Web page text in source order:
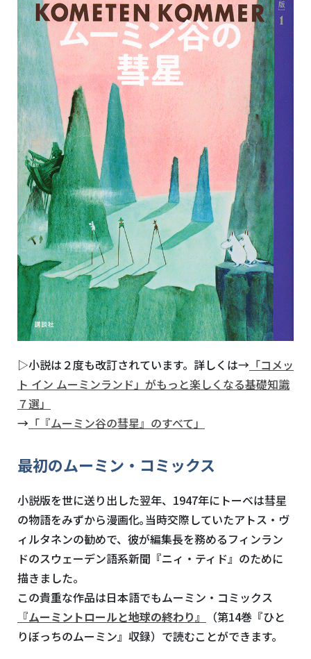
▷小説は２度も改訂されています。詳しくは→ 「コメッ
ト イン ムーミンランド」がもっと楽しくなる基礎知識
７選」
→ 「『ムーミン谷の彗星』のすべて」
最初のムーミン・コミックス
小説版を世に送り出した翌年、 1947年にトーベは彗星
の物語をみずから漫画化｡当時交際していたアトス・ヴ
ィルタネンの勧めで、彼が編集長を務めるフィンラン
ドのスウェーデン語系新聞『ニィ・ティド』のために
描きました。
この貴重な作品は日本語でもムーミン・コミックス
『ムーミントロールと地球の終わり』 （第14巻『ひと
りぼっちのムーミン』収録）で読むことができます。